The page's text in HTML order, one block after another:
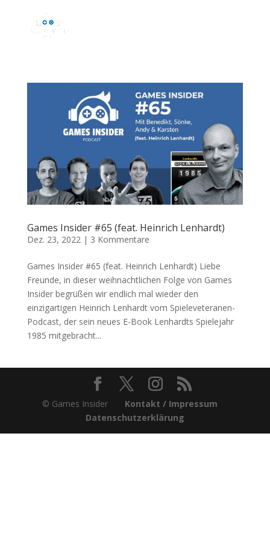
Games Insider #65 (feat. Heinrich Lenhardt)
Dez. 23, 2022 | 3 Kommentare
Games Insider #65 (feat. Heinrich Lenhardt) Liebe
Freunde, in dieser weihnachtlichen Folge von Games
Insider begrüßen wir endlich mal wieder den
einzigartigen Heinrich Lenhardt vom Spieleveteranen-
Podcast, der sein neues E-Book Lenhardts Spielejahr
1985 mitgebracht...
© Games Insider Kontakt / Impressum
Datenschutzerklärung